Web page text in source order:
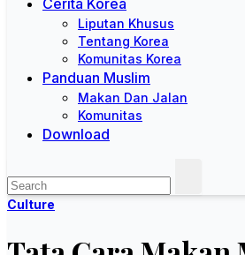
Cerita Korea
Liputan Khusus
Tentang Korea
Komunitas Korea
Panduan Muslim
Makan Dan Jalan
Komunitas
Download
Culture